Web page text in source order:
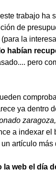
trabajo ha
de
(para la
lo habían
pero
ya dentro
zaragoza,
a indexar el
un artículo más
la web el día